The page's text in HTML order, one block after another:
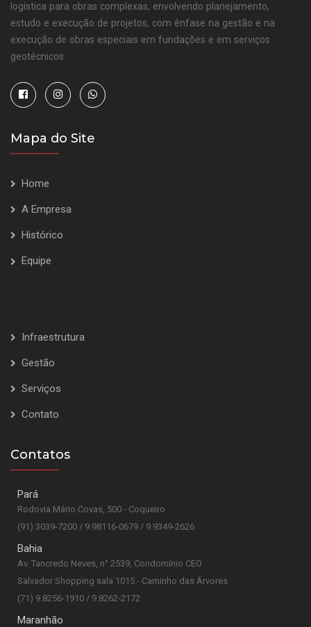
logística para obras complexas, envolvendo planejamento,
estudo e execução de projetos, com ênfase na gestão e na
execução de obras especiais em fundações e em serviços
geotécnicos.
Mapa do Site
Home
A Empresa
Histórico
Equipe
Infraestrutura
Gestão
Serviços
Contato
Contatos
Pará
Rodovia Mário Covas, 500 - Coqueiro
(91) 3039-7200 / 9.98116-0679 / 9.9349-2626
Bahia
Av. Tancredo Neves, n° 2539, Condomínio CEO
Salvador Shopping sala 1015 - Caminho das Árvores
(71) 9.8256-1910 / 9.8262-2172
Maranhão